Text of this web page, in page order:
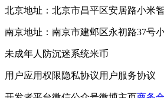
北京地址：北京市昌平区安居路小米
南京地址：南京市建邺区永初路37号
未成年人防沉迷系统米币
用户应用权限隐私协议用户服务协议